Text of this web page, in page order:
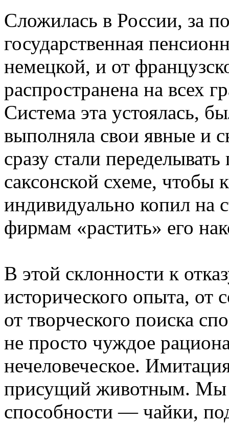
Сложилась в России, за
государственная
немецкой, и от
распространена на всех
Система эта устоялась,
выполняла свои явные и
сразу стали
саксонской схеме, чтобы
индивидуально копил на
фирмам «растить» его
В этой склонности к
исторического опыта, от
от творческого поиска
не просто чуждое
нечеловеческое.
присущий животным. Мы
способности — чайки,